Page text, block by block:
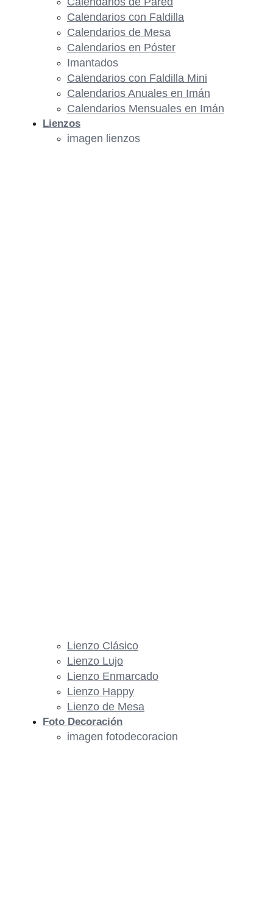
Calendarios con Faldilla
Calendarios de Mesa
Calendarios en Póster
Imantados
Calendarios con Faldilla Mini
Calendarios Anuales en Imán
Calendarios Mensuales en Imán
Lienzos
imagen lienzos
Lienzo Clásico
Lienzo Lujo
Lienzo Enmarcado
Lienzo Happy
Lienzo de Mesa
Foto Decoración
imagen fotodecoracion